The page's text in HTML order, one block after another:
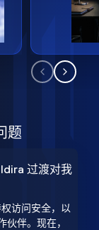
题
过渡对我
访问安全，以
伙伴。现在，